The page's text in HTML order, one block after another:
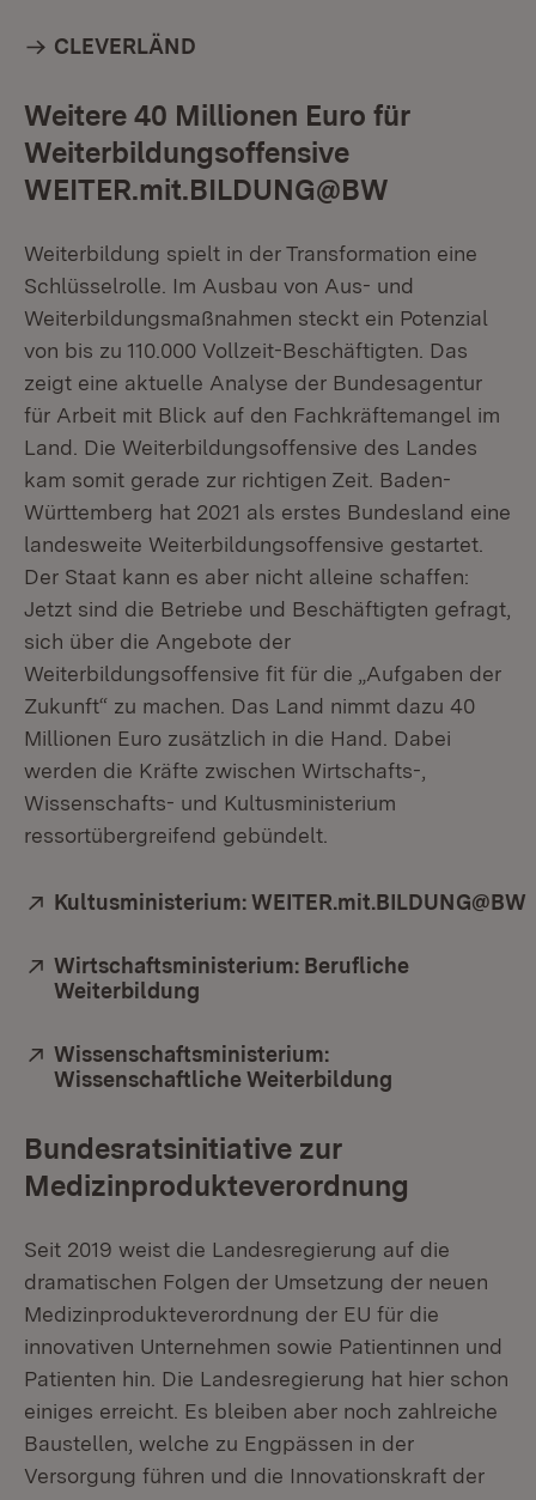
CLEVERLÄND
Weitere 40 Millionen Euro für
Weiterbildungsoffensive
WEITER.mit.BILDUNG@BW
Weiterbildung spielt in der Transformation eine
Schlüsselrolle. Im Ausbau von Aus- und
Weiterbildungsmaßnahmen steckt ein Potenzial
von bis zu 110.000 Vollzeit-Beschäftigten. Das
zeigt eine aktuelle Analyse der Bundesagentur
für Arbeit mit Blick auf den Fachkräftemangel im
Land. Die Weiterbildungsoffensive des Landes
kam somit gerade zur richtigen Zeit. Baden-
Württemberg hat 2021 als erstes Bundesland eine
landesweite Weiterbildungsoffensive gestartet.
Der Staat kann es aber nicht alleine schaffen:
Jetzt sind die Betriebe und Beschäftigten gefragt,
sich über die Angebote der
Weiterbildungsoffensive fit für die „Aufgaben der
Zukunft“ zu machen. Das Land nimmt dazu 40
Millionen Euro zusätzlich in die Hand. Dabei
werden die Kräfte zwischen Wirtschafts-,
Wissenschafts- und Kultusministerium
ressortübergreifend gebündelt.
Extern:
Kultusministerium: WEITER.mit.BILDUNG@BW
Extern:
Wirtschaftsministerium: Berufliche
Weiterbildung
Extern:
Wissenschaftsministerium:
Wissenschaftliche Weiterbildung
Bundesratsinitiative zur
Medizinprodukteverordnung
Seit 2019 weist die Landesregierung auf die
dramatischen Folgen der Umsetzung der neuen
Medizinprodukteverordnung der EU für die
innovativen Unternehmen sowie Patientinnen und
Patienten hin. Die Landesregierung hat hier schon
einiges erreicht. Es bleiben aber noch zahlreiche
Baustellen, welche zu Engpässen in der
Versorgung führen und die Innovationskraft der